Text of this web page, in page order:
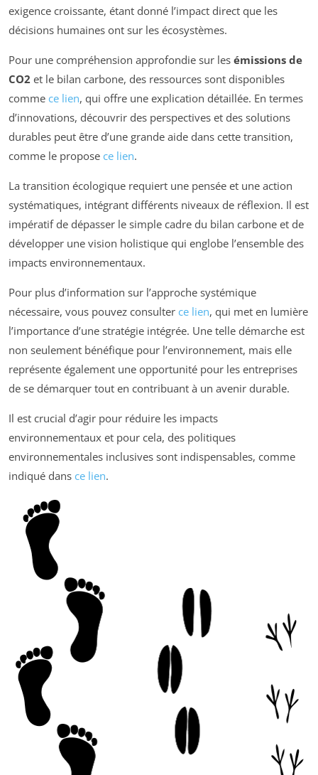
exigence croissante, étant donné l’impact direct que les
décisions humaines ont sur les écosystèmes.
Pour une compréhension approfondie sur les émissions de
CO2 et le bilan carbone, des ressources sont disponibles
comme ce lien, qui offre une explication détaillée. En termes
d’innovations, découvrir des perspectives et des solutions
durables peut être d’une grande aide dans cette transition,
comme le propose ce lien.
La transition écologique requiert une pensée et une action
systématiques, intégrant différents niveaux de réflexion. Il est
impératif de dépasser le simple cadre du bilan carbone et de
développer une vision holistique qui englobe l’ensemble des
impacts environnementaux.
Pour plus d’information sur l’approche systémique
nécessaire, vous pouvez consulter ce lien, qui met en lumière
l’importance d’une stratégie intégrée. Une telle démarche est
non seulement bénéfique pour l’environnement, mais elle
représente également une opportunité pour les entreprises
de se démarquer tout en contribuant à un avenir durable.
Il est crucial d’agir pour réduire les impacts
environnementaux et pour cela, des politiques
environnementales inclusives sont indispensables, comme
indiqué dans ce lien.